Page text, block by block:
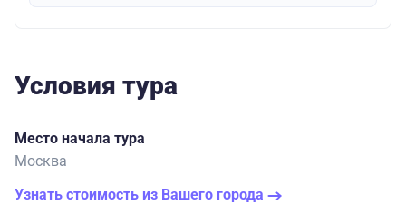
Условия тура
Место начала тура
Москва
Узнать стоимость из Вашего города